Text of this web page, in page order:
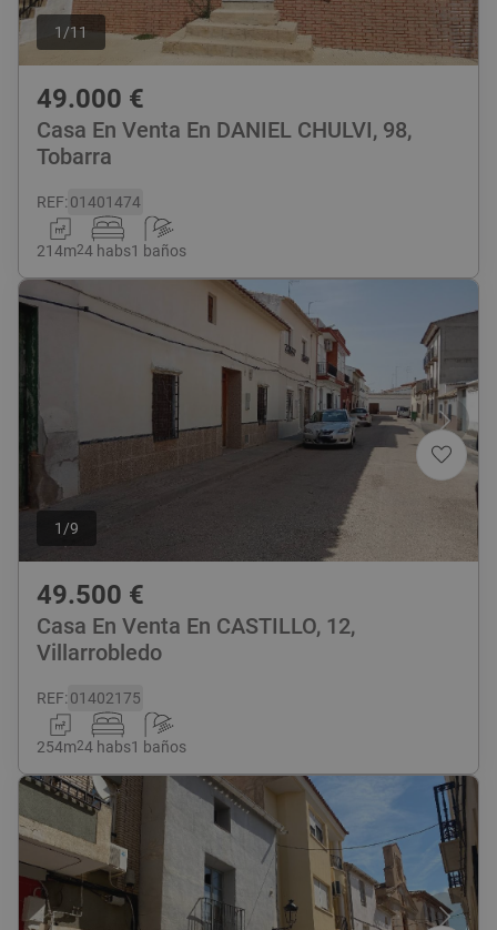
1 /11
49.000 €
Casa En Venta En DANIEL CHULVI, 98,
Tobarra
REF:01401474
214m24 habs1 baños
1 /9
49.500 €
Casa En Venta En CASTILLO, 12,
Villarrobledo
REF:01402175
254m24 habs1 baños